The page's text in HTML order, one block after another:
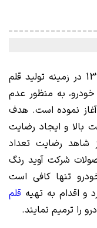
شرکت آوید رنگ فعالیت خود را در سال 1394 در زمینه تولید قلم
به منظور عدم
آغاز نموده است. هدف
بالا و ایجاد رضایت
شاهد رضایت تعداد
شرکت آوید رنگ
تنها کافی است
و اقدام به تهیه قلم
را ترمیم نمایند.